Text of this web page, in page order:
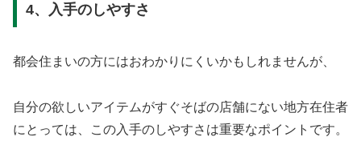
4、入手のしやすさ
都会住まいの方にはおわかりにくいかもしれませんが、
自分の欲しいアイテムがすぐそばの店舗にない地方在住者
にとっては、この入手のしやすさは重要なポイントです。